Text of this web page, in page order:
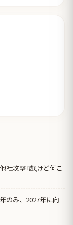
社攻撃 嘘ξけど何こ
のみ、2027年に向